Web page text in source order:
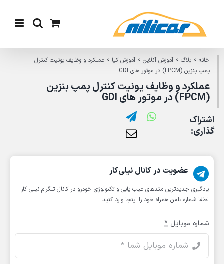
content
خانه> بلاگ> آموزش آنلاین> آموزش کیا > عملکرد و وظایف یونیت کنترل
پمپ بنزین (FPCM) در موتور های GDI
عملکرد و وظایف یونیت کنترل پمپ بنزین
(FPCM) در موتور های GDI
اشتراک
گذاری:
عضویت در کانال نیلی‌کار
یادگیری جدیدترین متد‌های عیب یابی‌ و تکنولوژی خودرو در کانال تلگرام نیلی کار
لطفا شماره تلفن همراه خود را اینجا وارد کنید
شماره موبایل *